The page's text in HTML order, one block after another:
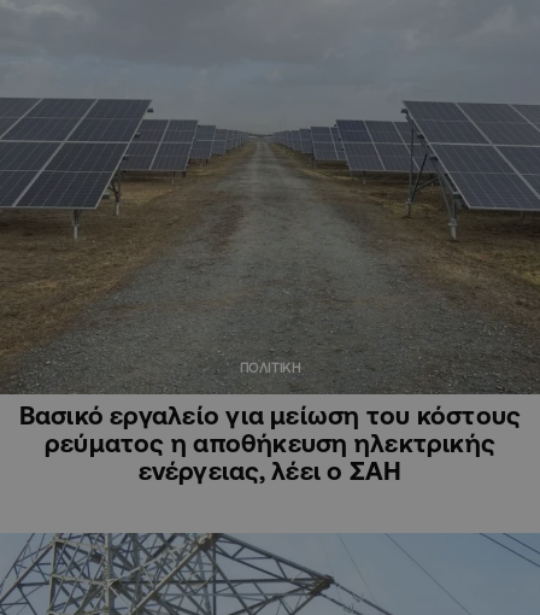
ΠΟΛΙΤΙΚΗ
Βασικό εργαλείο για μείωση του κόστους
ρεύματος η αποθήκευση ηλεκτρικής
ενέργειας, λέει ο ΣΑΗ